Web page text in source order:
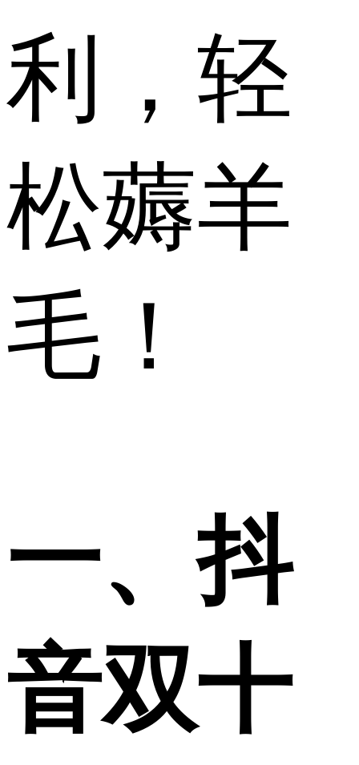
利，轻
松薅羊
毛！
一、抖
音双十